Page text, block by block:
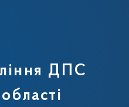
України
ДПС